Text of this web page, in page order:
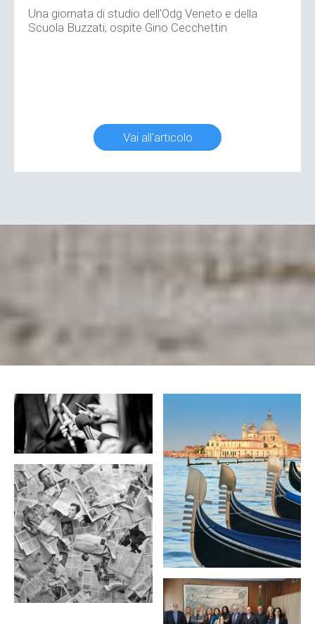
Una giornata di studio dell'Odg Veneto e della
Scuola Buzzati, ospite Gino Cecchettin
Vai all'articolo